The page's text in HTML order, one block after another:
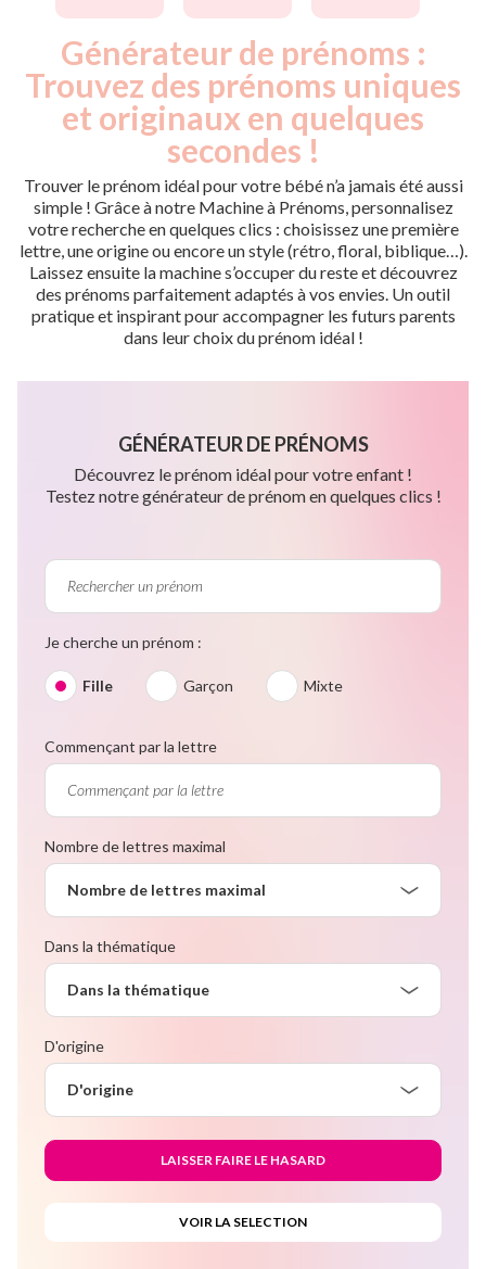
Générateur de prénoms :
Trouvez des prénoms uniques
et originaux en quelques
secondes !
Trouver le prénom idéal pour votre bébé n’a jamais été aussi
simple ! Grâce à notre Machine à Prénoms, personnalisez
votre recherche en quelques clics : choisissez une première
lettre, une origine ou encore un style (rétro, floral, biblique…).
Laissez ensuite la machine s’occuper du reste et découvrez
des prénoms parfaitement adaptés à vos envies. Un outil
pratique et inspirant pour accompagner les futurs parents
dans leur choix du prénom idéal !
GÉNÉRATEUR DE PRÉNOMS
Découvrez le prénom idéal pour votre enfant !
Testez notre générateur de prénom en quelques clics !
Je cherche un prénom :
Fille Garçon Mixte
Commençant par la lettre
Nombre de lettres maximal
Nombre de lettres maximal
Dans la thématique
Dans la thématique
D'origine
D'origine